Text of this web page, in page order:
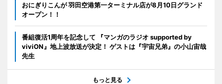
おにぎりこんが 羽田空港第一ターミナル店が8月10日グランド
オープン！！
番組復活1周年を記念して 『マンガのラジオ supported by
viviON』地上波放送が決定！ ゲストは『宇宙兄弟』の小山宙哉
先生
もっと見る